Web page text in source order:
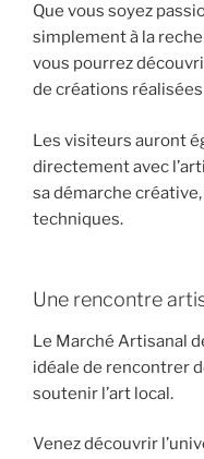
Que vous soyez
simplement à la
vous pourrez
de créations réalisées
Les visiteurs auront
directement avec
sa démarche
techniques.
Une rencontre
Le Marché Artisanal
idéale de rencontrer
soutenir l’art local.
Venez découvrir